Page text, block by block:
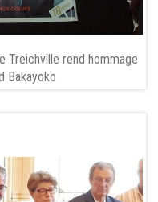
Treichville rend hommage
Bakayoko